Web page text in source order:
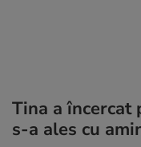
Tina a încercat
s-a ales cu